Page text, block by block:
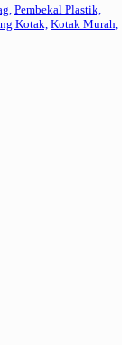
Pembekal Plastik,
Kotak, Kotak Murah,